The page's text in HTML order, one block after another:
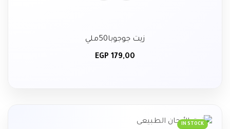
زيت جوجوبا50ملي
EGP 179,00
IN STOCK